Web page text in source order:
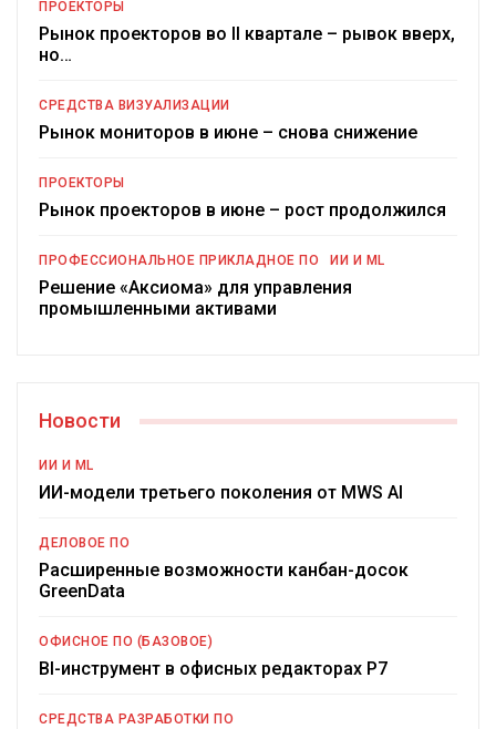
ПРОЕКТОРЫ
Рынок проекторов во II квартале – рывок вверх,
но…
СРЕДСТВА ВИЗУАЛИЗАЦИИ
Рынок мониторов в июне – снова снижение
ПРОЕКТОРЫ
Рынок проекторов в июне – рост продолжился
ПРОФЕССИОНАЛЬНОЕ ПРИКЛАДНОЕ ПО ИИ И ML
Решение «Аксиома» для управления
промышленными активами
Новости
ИИ И ML
ИИ-модели третьего поколения от MWS AI
ДЕЛОВОЕ ПО
Расширенные возможности канбан-досок
GreenData
ОФИСНОЕ ПО (БАЗОВОЕ)
BI-инструмент в офисных редакторах Р7
СРЕДСТВА РАЗРАБОТКИ ПО